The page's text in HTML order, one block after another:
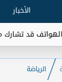
الأخبار
تشارك موقعك
الرياضة